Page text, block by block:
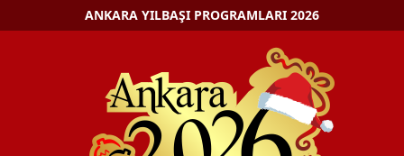
ANKARA YILBAŞI PROGRAMLARI 2026